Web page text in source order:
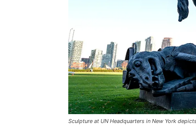
Sculpture at UN Headquarters in New York